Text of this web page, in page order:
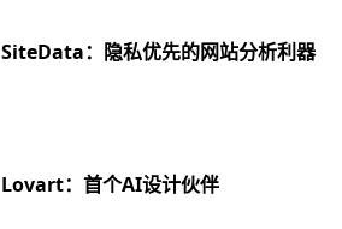
SiteData：隐私优先的网站分析利器
Lovart：首个AI设计伙伴